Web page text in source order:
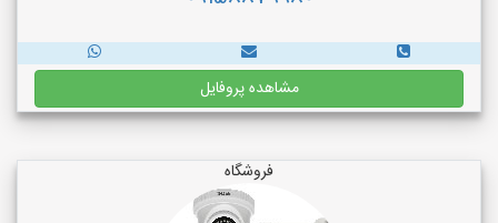
مشاهده پروفایل
فروشگاه